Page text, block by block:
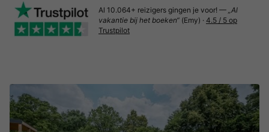
Al 10.064+ reizigers gingen je voor! — „Al
vakantie bij het boeken“ (Emy) · 4.5 / 5 op
Trustpilot